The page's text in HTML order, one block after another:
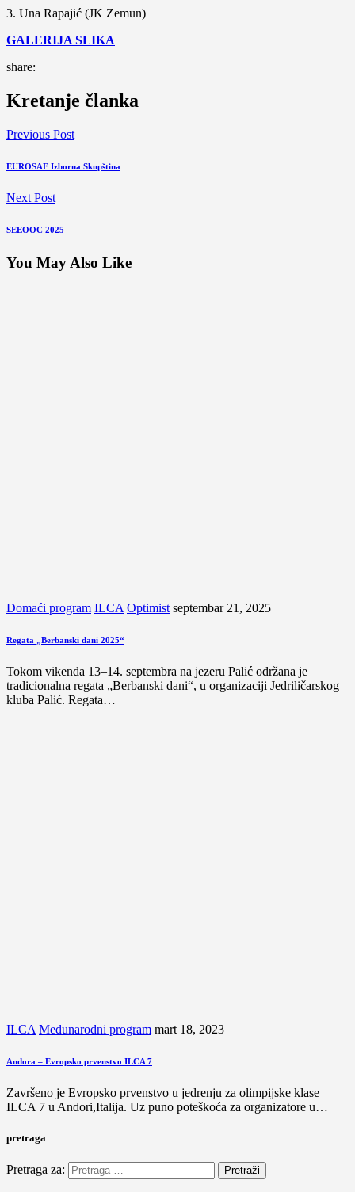
3. Una Rapajić (JK Zemun)
GALERIJA SLIKA
share:
Kretanje članka
Previous Post
EUROSAF Izborna Skupština
Next Post
SEEOOC 2025
You May Also Like
Domaći program ILCA Optimist septembar 21, 2025
Regata „Berbanski dani 2025“
Tokom vikenda 13–14. septembra na jezeru Palić održana je
tradicionalna regata „Berbanski dani“, u organizaciji Jedriličarskog
kluba Palić. Regata…
ILCA Međunarodni program mart 18, 2023
Andora – Evropsko prvenstvo ILCA 7
Završeno je Evropsko prvenstvo u jedrenju za olimpijske klase
ILCA 7 u Andori,Italija. Uz puno poteškoća za organizatore u…
pretraga
Pretraga za: